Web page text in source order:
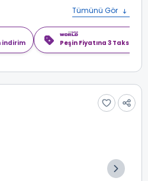
Tümünü Gör
indirim Peşin Fiyatına 3 Taksit